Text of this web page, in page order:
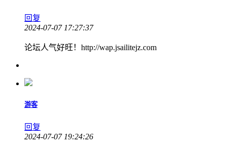
回复
2024-07-07 17:27:37
论坛人气好旺！http://wap.jsailitejz.com
游客
回复
2024-07-07 19:24:26